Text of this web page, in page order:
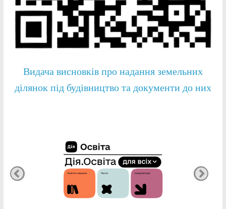
Видача висновків про надання земельних
ділянок під будівництво та документи до них